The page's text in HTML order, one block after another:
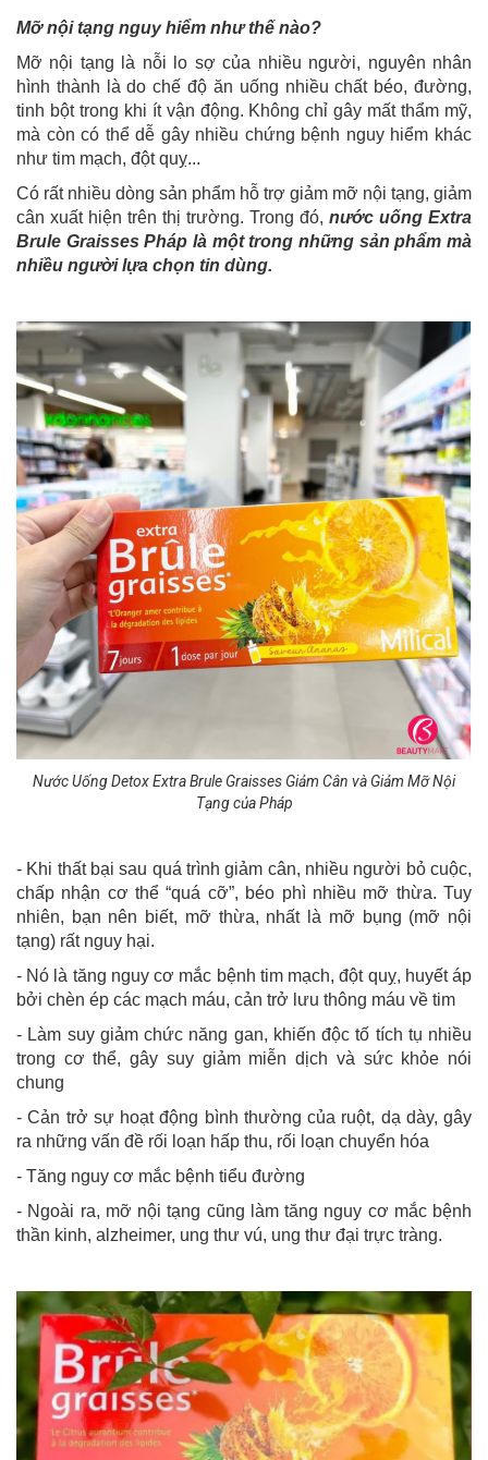
Mỡ nội tạng nguy hiểm như thế nào?
Mỡ nội tạng là nỗi lo sợ của nhiều người, nguyên nhân
hình thành là do chế độ ăn uống nhiều chất béo, đường,
tinh bột trong khi ít vận động. Không chỉ gây mất thẩm mỹ,
mà còn có thể dễ gây nhiều chứng bệnh nguy hiểm khác
như tim mạch, đột quỵ...
Có rất nhiều dòng sản phẩm hỗ trợ giảm mỡ nội tạng, giảm
cân xuất hiện trên thị trường. Trong đó, nước uống Extra
Brule Graisses Pháp là một trong những sản phẩm mà
nhiều người lựa chọn tin dùng.
Nước Uống Detox Extra Brule Graisses Giảm Cân và Giảm Mỡ Nội
Tạng của Pháp
- Khi thất bại sau quá trình giảm cân, nhiều người bỏ cuộc,
chấp nhận cơ thể “quá cỡ”, béo phì nhiều mỡ thừa. Tuy
nhiên, bạn nên biết, mỡ thừa, nhất là mỡ bụng (mỡ nội
tạng) rất nguy hại.
- Nó là tăng nguy cơ mắc bệnh tim mạch, đột quỵ, huyết áp
bởi chèn ép các mạch máu, cản trở lưu thông máu về tim
- Làm suy giảm chức năng gan, khiến độc tố tích tụ nhiều
trong cơ thể, gây suy giảm miễn dịch và sức khỏe nói
chung
- Cản trở sự hoạt động bình thường của ruột, dạ dày, gây
ra những vấn đề rối loạn hấp thu, rối loạn chuyển hóa
- Tăng nguy cơ mắc bệnh tiểu đường
- Ngoài ra, mỡ nội tạng cũng làm tăng nguy cơ mắc bệnh
thần kinh, alzheimer, ung thư vú, ung thư đại trực tràng.